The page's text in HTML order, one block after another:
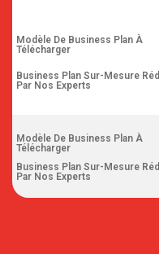
Modèle De Business Plan À
Télécharger
Business Plan Sur-Mesure
Par Nos Experts
Modèle De Business Plan À
Télécharger
Business Plan Sur-Mesure
Par Nos Experts